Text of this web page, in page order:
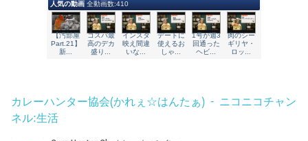
カレーハンター協会(かれぇ☆はんたぁ) - ニコニコチャン
ネル:生活